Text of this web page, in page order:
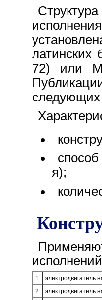
латинских
72) или М
я);
1
электродвигатель
2